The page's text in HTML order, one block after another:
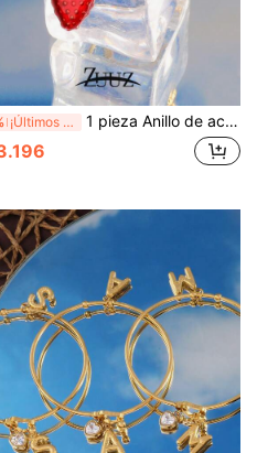
¡Últimos 2 días 1 pieza Anillo de acero inoxidable con dije de estrella de mar y fresa, anillo abierto ancho de moda para mujer, regalo de joyería adecuado para uso diario y fiestas